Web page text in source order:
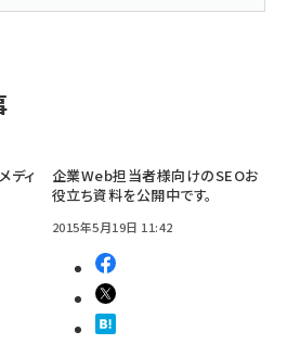
ディ
企業Web担当者様向けのSEOお
役立ち資料を公開中です。
2015年5月19日 11:42